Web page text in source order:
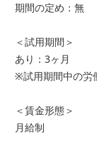
期間の定め：無
＜試用期間＞
あり：3ヶ月
※試用期間中の労
＜賃金形態＞
月給制